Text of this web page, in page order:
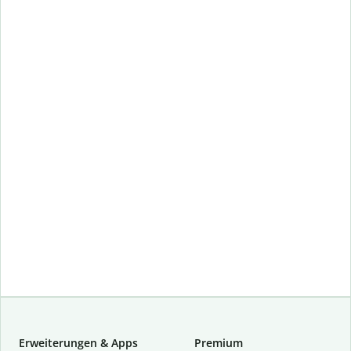
Erweiterungen & Apps
Premium